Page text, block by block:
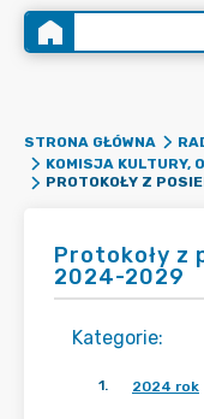
STRONA GŁÓWNA
KOMISJA KULTURY,
Protokoły z
2024-2029
Kategorie:
1. 2024 rok